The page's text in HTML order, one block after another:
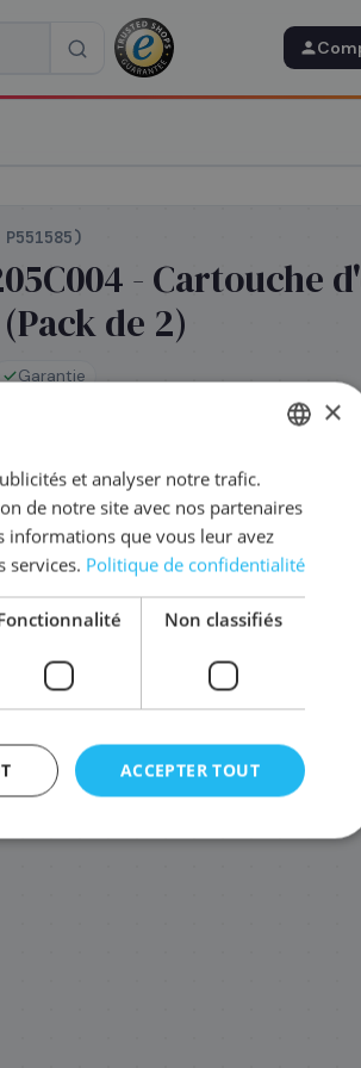
P551585)
- Cartouche
de 2)
Garantie
même —
14h
− +
série6205
Retour 14 jours
ENGLISH
×
et analyser notre trafic.
de notre site avec nos partenaires
informations que vous leur avez
services. Politique de confidentialité
Non classifiés
ACCEPTER TOUT